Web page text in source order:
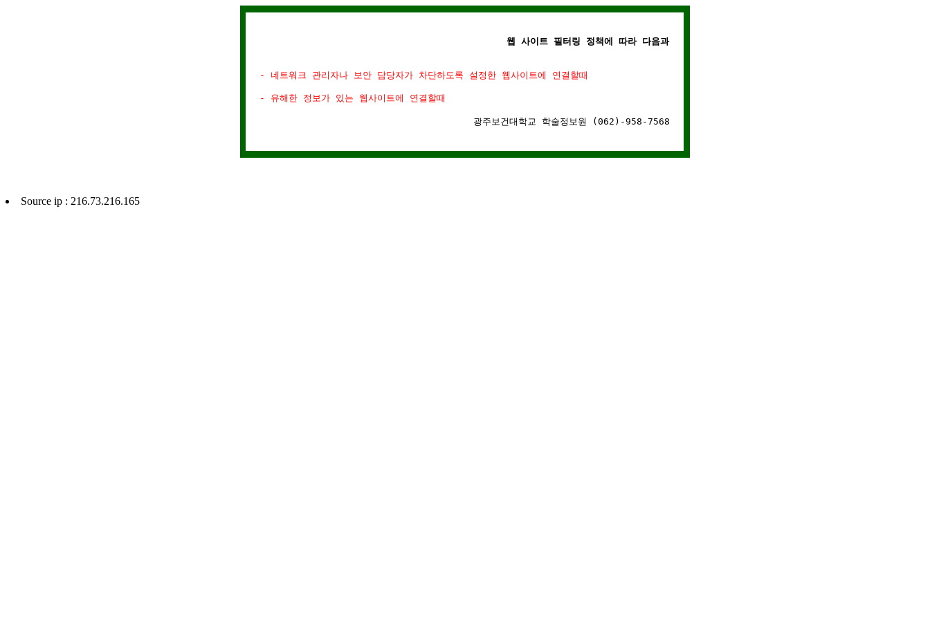
웹 사이트 필터링 정책에 따라 다음과 같은 경우에는 웹사이트 연결이 차단됩니다.
- 네트워크 관리자나 보안 담당자가 차단하도록 설정한 웹사이트에 연결할때
- 유해한 정보가 있는 웹사이트에 연결할때
광주보건대학교 학술정보원 (062)-958-7568
Source ip : 216.73.216.165